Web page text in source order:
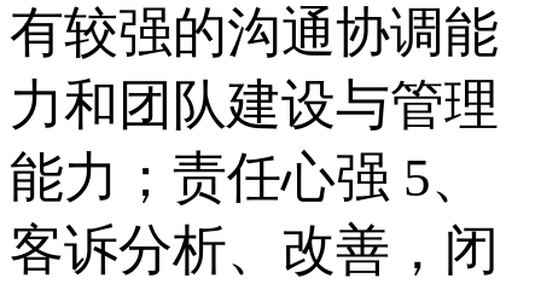
有较强的沟通协调能
力和团队建设与管理
能力；责任心强 5、
客诉分析、改善，闭